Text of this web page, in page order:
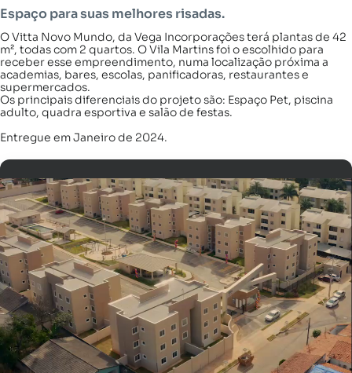
Espaço para suas melhores risadas.
O Vitta Novo Mundo, da Vega Incorporações terá plantas de 42
m², todas com 2 quartos. O Vila Martins foi o escolhido para
receber esse empreendimento, numa localização próxima a
academias, bares, escolas, panificadoras, restaurantes e
supermercados.
Os principais diferenciais do projeto são: Espaço Pet, piscina
adulto, quadra esportiva e salão de festas.
Entregue em Janeiro de 2024.